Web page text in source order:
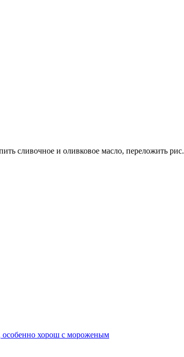
сливочное и оливковое масло, переложить рис.
особенно хорош с мороженым